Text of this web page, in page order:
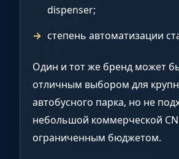
dispenser;
степень автоматизации
Один и тот же бренд может
отличным выбором для
автобусного парка, но не
небольшой коммерческой
ограниченным бюджетом.